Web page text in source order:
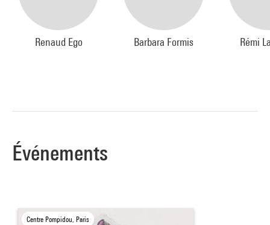
Renaud Ego Barbara Formis Rémi
Événements
Centre Pompidou, Paris